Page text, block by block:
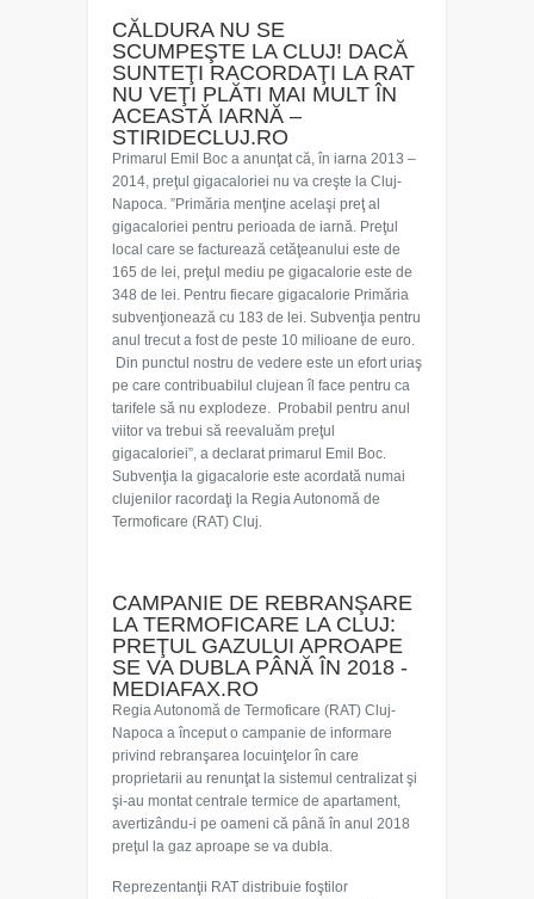
CĂLDURA NU SE
SCUMPEŞTE LA CLUJ! DACĂ
SUNTEŢI RACORDAŢI LA RAT
NU VEŢI PLĂTI MAI MULT ÎN
ACEASTĂ IARNĂ –
STIRIDECLUJ.RO
Primarul Emil Boc a anunţat că, în iarna 2013 –
2014, preţul gigacaloriei nu va creşte la Cluj-
Napoca. ”Primăria menţine acelaşi preţ al
gigacaloriei pentru perioada de iarnă. Preţul
local care se facturează cetăţeanului este de
165 de lei, preţul mediu pe gigacalorie este de
348 de lei. Pentru fiecare gigacalorie Primăria
subvenţionează cu 183 de lei. Subvenţia pentru
anul trecut a fost de peste 10 milioane de euro.
Din punctul nostru de vedere este un efort uriaş
pe care contribuabilul clujean îl face pentru ca
tarifele să nu explodeze. Probabil pentru anul
viitor va trebui să reevaluăm preţul
gigacaloriei”, a declarat primarul Emil Boc.
Subvenţia la gigacalorie este acordată numai
clujenilor racordaţi la Regia Autonomă de
Termoficare (RAT) Cluj.
CAMPANIE DE REBRANŞARE
LA TERMOFICARE LA CLUJ:
PREŢUL GAZULUI APROAPE
SE VA DUBLA PÂNĂ ÎN 2018 -
MEDIAFAX.RO
Regia Autonomă de Termoficare (RAT) Cluj-
Napoca a început o campanie de informare
privind rebranşarea locuinţelor în care
proprietarii au renunţat la sistemul centralizat şi
şi-au montat centrale termice de apartament,
avertizându-i pe oameni că până în anul 2018
preţul la gaz aproape se va dubla.
Reprezentanţii RAT distribuie foştilor